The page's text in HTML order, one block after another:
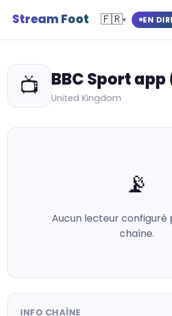
Stream Foot 🇫🇷▾ EN
📺 BBC Sport
United Kingdom
📡
Aucun lecteur configuré
chaîne.
INFO CHAÎNE